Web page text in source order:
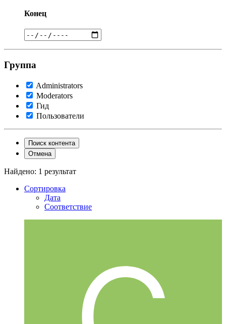
Конец
Группа
Administrators
Moderators
Гид
Пользователи
Поиск контента
Отмена
Найдено: 1 результат
Сортировка
Дата
Соответствие